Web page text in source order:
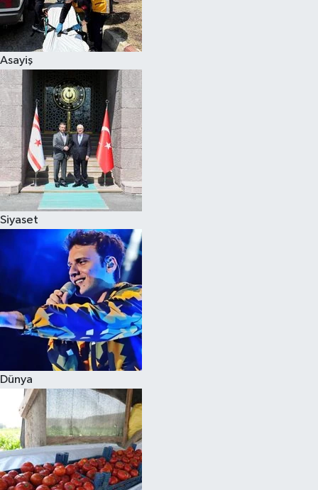
Asayiş
Siyaset
Dünya
Spor
Çocuk
Eğitim
Hava Durumu
Kadın
Kim kimdir?
Kültür Sanat
Sağlık
Siyaset
Teknoloji
Televizyon
Yaşam-Çevre